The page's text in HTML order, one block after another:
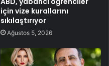
için vize kurallarını
sıkılaştırıyor
Ağustos 5, 2026